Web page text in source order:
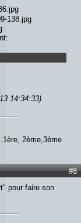
14:34:33)
2ème,3ème
#8
pour faire son